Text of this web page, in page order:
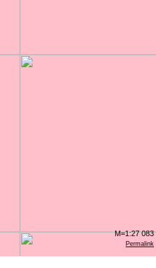
Permalink
M=1:27 083